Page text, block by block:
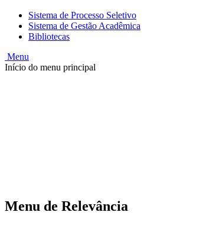
Sistema de Processo Seletivo
Sistema de Gestão Acadêmica
Bibliotecas
Menu
Início do menu principal
Menu de Relevância